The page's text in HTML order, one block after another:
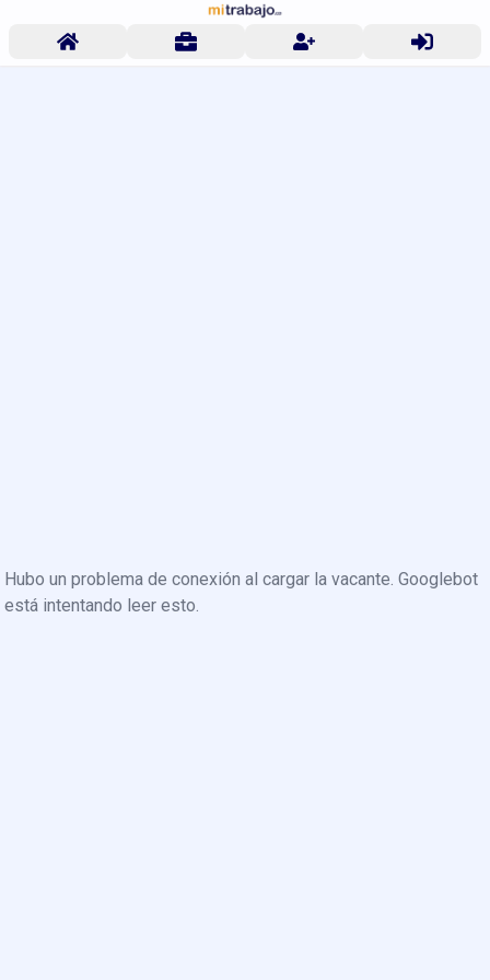
Hubo un problema de conexión al cargar la vacante. Googlebot
está intentando leer esto.